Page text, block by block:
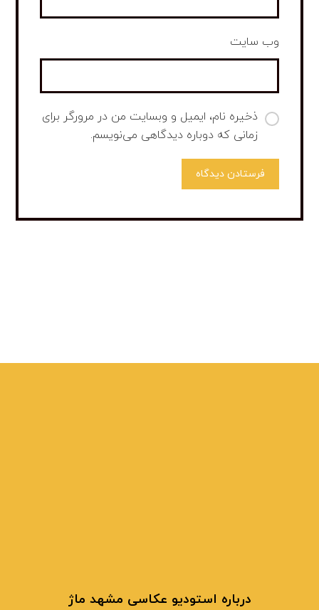
وب‌ سایت
ذخیره نام، ایمیل و وبسایت من در مرورگر برای
زمانی که دوباره دیدگاهی می‌نویسم.
درباره استودیو عکاسی مشهد ماژ